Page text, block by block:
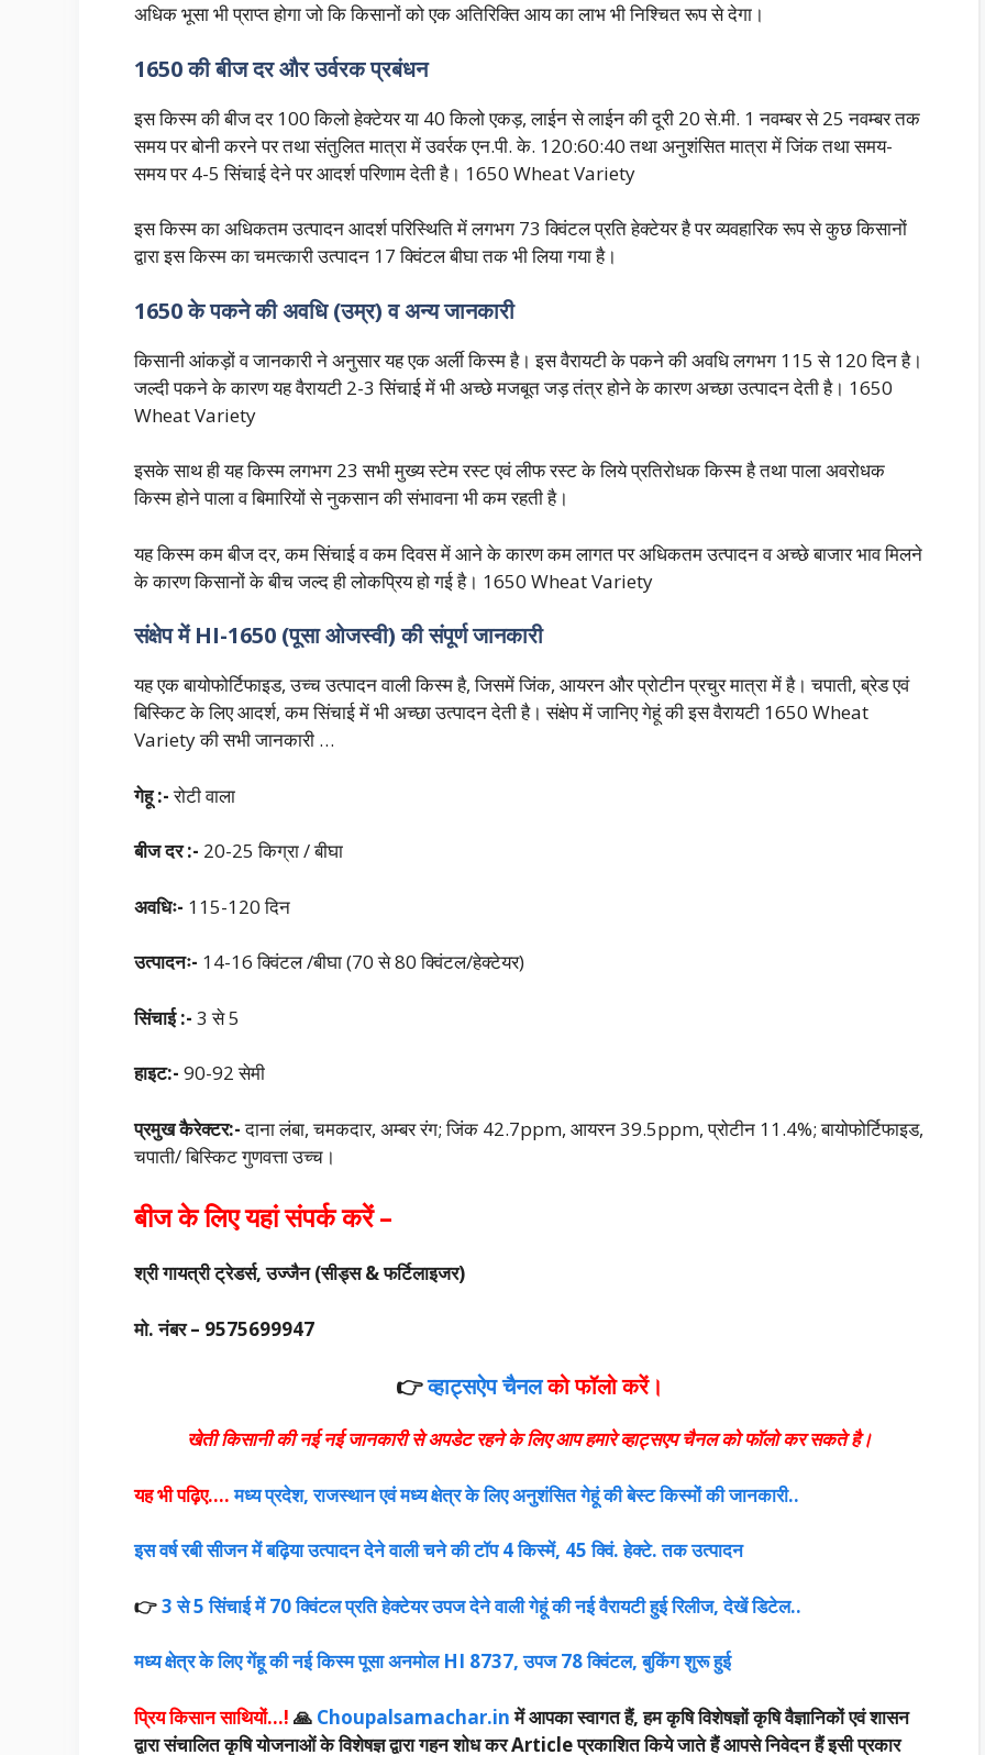
अधिक भूसा भी प्राप्त होगा जो कि किसानों को एक अतिरिक्ति आय का लाभ भी निश्चित रूप से देगा।
1650 की बीज दर और उर्वरक प्रबंधन
इस किस्म की बीज दर 100 किलो हेक्टेयर या 40 किलो एकड़, लाईन से लाईन की दूरी 20 से.मी. 1 नवम्बर से 25 नवम्बर तक
समय पर बोनी करने पर तथा संतुलित मात्रा में उवर्रक एन.पी. के. 120:60:40 तथा अनुशंसित मात्रा में जिंक तथा समय-
समय पर 4-5 सिंचाई देने पर आदर्श परिणाम देती है। 1650 Wheat Variety
इस किस्म का अधिकतम उत्पादन आदर्श परिस्थिति में लगभग 73 क्विंटल प्रति हेक्टेयर है पर व्यवहारिक रूप से कुछ किसानों
द्वारा इस किस्म का चमत्कारी उत्पादन 17 क्विंटल बीघा तक भी लिया गया है।
1650 के पकने की अवधि (उम्र) व अन्य जानकारी
किसानी आंकड़ों व जानकारी ने अनुसार यह एक अर्ली किस्म है। इस वैरायटी के पकने की अवधि लगभग 115 से 120 दिन है।
जल्दी पकने के कारण यह वैरायटी 2-3 सिंचाई में भी अच्छे मजबूत जड़ तंत्र होने के कारण अच्छा उत्पादन देती है। 1650
Wheat Variety
इसके साथ ही यह किस्म लगभग 23 सभी मुख्य स्टेम रस्ट एवं लीफ रस्ट के लिये प्रतिरोधक किस्म है तथा पाला अवरोधक
किस्म होने पाला व बिमारियों से नुकसान की संभावना भी कम रहती है।
यह किस्म कम बीज दर, कम सिंचाई व कम दिवस में आने के कारण कम लागत पर अधिकतम उत्पादन व अच्छे बाजार भाव मिलने
के कारण किसानों के बीच जल्द ही लोकप्रिय हो गई है। 1650 Wheat Variety
संक्षेप में HI-1650 (पूसा ओजस्वी) की संपूर्ण जानकारी
यह एक बायोफोर्टिफाइड, उच्च उत्पादन वाली किस्म है, जिसमें जिंक, आयरन और प्रोटीन प्रचुर मात्रा में है। चपाती, ब्रेड एवं
बिस्किट के लिए आदर्श, कम सिंचाई में भी अच्छा उत्पादन देती है। संक्षेप में जानिए गेहूं की इस वैरायटी 1650 Wheat
Variety की सभी जानकारी …
गेहू :-रोटी वाला
बीज दर :- 20-25 किग्रा / बीघा
अवधिः- 115-120 दिन
उत्पादनः- 14-16 क्विंटल /बीघा (70 से 80 क्विंटल/हेक्टेयर)
सिंचाई :- 3 से 5
हाइट:- 90-92 सेमी
प्रमुख कैरेक्टर:-दाना लंबा, चमकदार, अम्बर रंग; जिंक 42.7ppm, आयरन 39.5ppm, प्रोटीन 11.4%; बायोफोर्टिफाइड,
चपाती/ बिस्किट गुणवत्ता उच्च।
बीज के लिए यहां संपर्क करें –
श्री गायत्री ट्रेडर्स, उज्जैन (सीड्स & फर्टिलाइजर)
मो. नंबर – 9575699947
👉व्हाट्सऐप चैनलको फॉलो करें।
खेती किसानी की नई नई जानकारी से अपडेट रहने के लिए आप हमारे व्हाट्सएप चैनल को फॉलो कर सकते है।
यह भी पढ़िए….मध्य प्रदेश, राजस्थान एवं मध्य क्षेत्र के लिए अनुशंसित गेहूं की बेस्ट किस्मों की जानकारी..
इस वर्ष रबी सीजन में बढ़िया उत्पादन देने वाली चने की टॉप 4 किस्में, 45 क्विं. हेक्टे. तक उत्पादन
👉3 से 5 सिंचाई में 70 क्विंटल प्रति हेक्टेयर उपज देने वाली गेहूं की नई वैरायटी हुई रिलीज, देखें डिटेल..
मध्य क्षेत्र के लिए गेंहू की नई किस्म पूसा अनमोल HI 8737, उपज 78 क्विंटल, बुकिंग शुरू हुई
प्रिय किसान साथियों…! 🙏 Choupalsamachar.inमें आपका स्वागत हैं, हम कृषि विशेषज्ञों कृषि वैज्ञानिकों एवं शासन
द्वारा संचालित कृषि योजनाओं के विशेषज्ञ द्वारा गहन शोध कर Article प्रकाशित किये जाते हैं आपसे निवेदन हैं इसी प्रकार